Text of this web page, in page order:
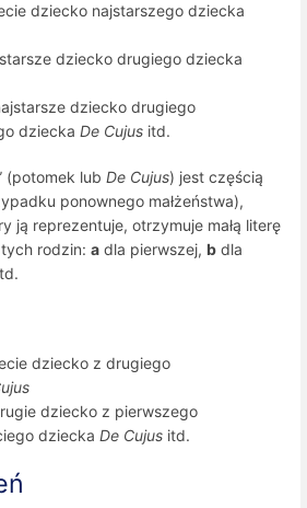
dziecko najstarszego dziecka
dziecko drugiego dziecka
dziecko drugiego
dziecka De Cujus itd.
(potomek lub De Cujus) jest częścią
ponownego małżeństwa),
ją reprezentuje, otrzymuje małą literę
rodzin: a dla pierwszej, b dla
dziecko z drugiego
dziecko z pierwszego
dziecka De Cujus itd.